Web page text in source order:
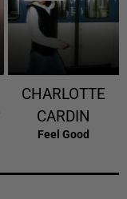
CHARLOTTE
CARDIN
Feel Good